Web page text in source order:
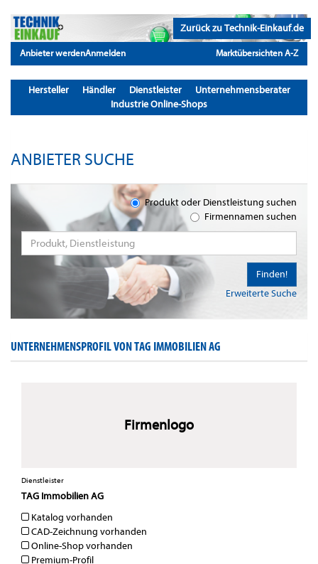
Zurück zu Technik-Einkauf.de
Anbieter werdenAnmelden Marktübersichten A-Z
Hersteller Händler Dienstleister
Unternehmensberater
Industrie Online-Shops
ANBIETER SUCHE
Produkt oder Dienstleistung suchen
Firmennamen suchen
Erweiterte Suche
Finden!
UNTERNEHMENSPROFIL VON TAG IMMOBILIEN AG
Firmenlogo
Dienstleister
TAG Immobilien AG
Katalog vorhanden
CAD-Zeichnung vorhanden
Online-Shop vorhanden
Premium-Profil